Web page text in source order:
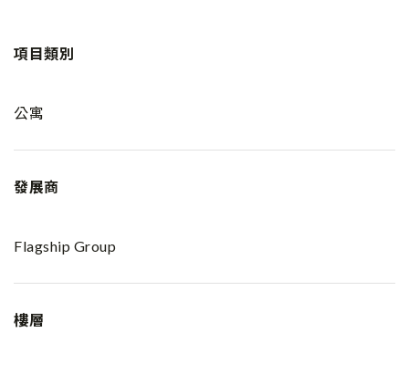
項目類別
公寓
發展商
Flagship Group
樓層